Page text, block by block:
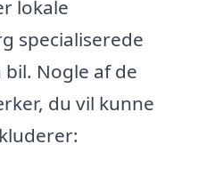
lokale
specialiserede
Nogle af de
du vil kunne